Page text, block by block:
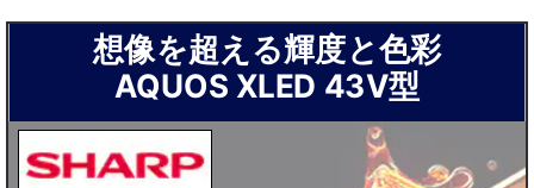
▼
お
想像を超える輝度と色彩
AQUOS XLED 43V型